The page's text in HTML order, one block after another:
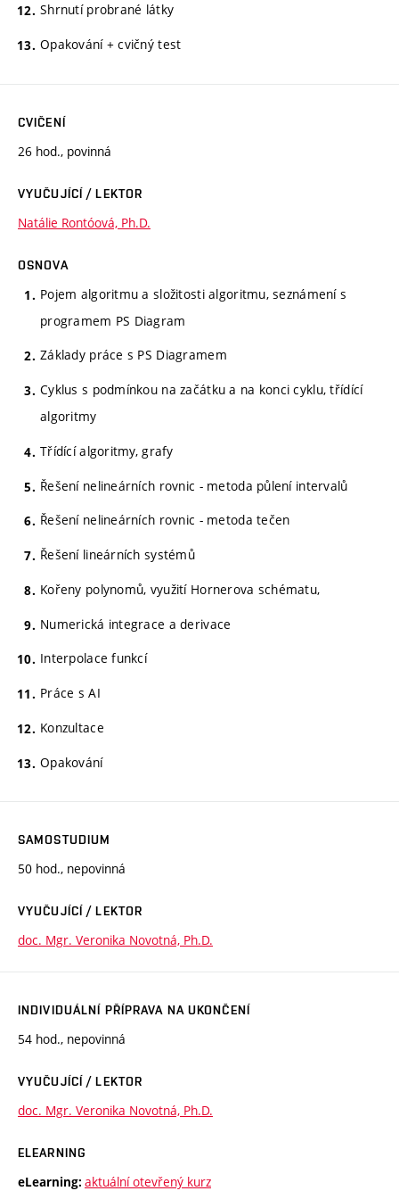
Shrnutí probrané látky
Opakování + cvičný test
CVIČENÍ
26 hod., povinná
VYUČUJÍCÍ / LEKTOR
Natálie Rontóová, Ph.D.
OSNOVA
Pojem algoritmu a složitosti algoritmu, seznámení s
programem PS Diagram
Základy práce s PS Diagramem
Cyklus s podmínkou na začátku a na konci cyklu, třídící
algoritmy
Třídící algoritmy, grafy
Řešení nelineárních rovnic - metoda půlení intervalů
Řešení nelineárních rovnic - metoda tečen
Řešení lineárních systémů
Kořeny polynomů, využití Hornerova schématu,
Numerická integrace a derivace
Interpolace funkcí
Práce s AI
Konzultace
Opakování
SAMOSTUDIUM
50 hod., nepovinná
VYUČUJÍCÍ / LEKTOR
doc. Mgr. Veronika Novotná, Ph.D.
INDIVIDUÁLNÍ PŘÍPRAVA NA UKONČENÍ
54 hod., nepovinná
VYUČUJÍCÍ / LEKTOR
doc. Mgr. Veronika Novotná, Ph.D.
ELEARNING
eLearning: aktuální otevřený kurz